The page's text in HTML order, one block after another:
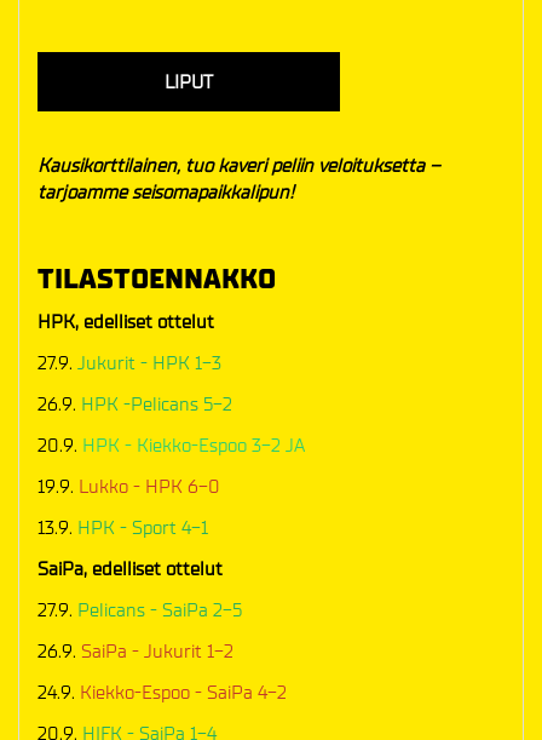
LIPUT
Kausikorttilainen, tuo kaveri peliin veloituksetta –
tarjoamme seisomapaikkalipun!
TILASTOENNAKKO
HPK, edelliset ottelut
27.9. Jukurit - HPK 1-3
26.9. HPK -Pelicans 5-2
20.9. HPK - Kiekko-Espoo 3-2 JA
19.9. Lukko - HPK 6-0
13.9. HPK - Sport 4-1
SaiPa, edelliset ottelut
27.9. Pelicans - SaiPa 2-5
26.9. SaiPa - Jukurit 1-2
24.9. Kiekko-Espoo - SaiPa 4-2
20.9. HIFK - SaiPa 1-4